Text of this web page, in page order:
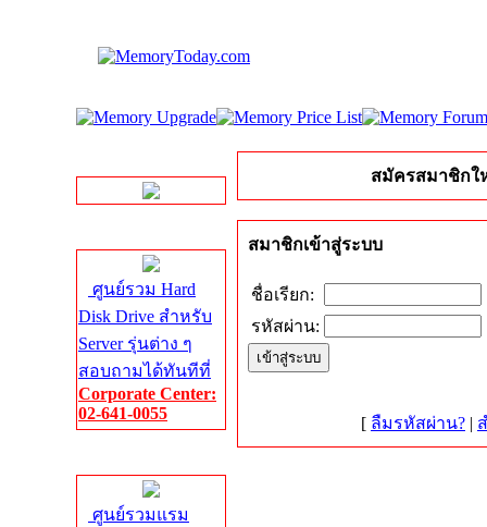
ศูนย์รวม Hard
Disk Drive สำหรับ
Server รุ่นต่าง ๆ
สอบถามได้ทันทีที่
Corporate Center:
02-641-0055
ศูนย์รวมแรม
สมัครสมาชิกใ
สมาชิกเข้าสู่ระบบ
ชื่อเรียก:
รหัสผ่าน:
[ ลืมรหัสผ่าน? |